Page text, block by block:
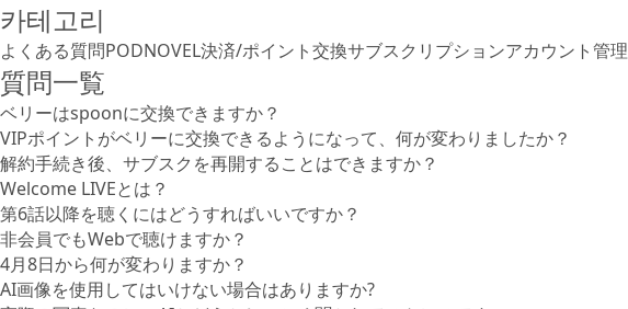
카테고리
よくある質問PODNOVEL決済/ポイント交換サブスクリプションアカウント管理
質問一覧
ベリーはspoonに交換できますか？
VIPポイントがベリーに交換できるようになって、何が変わりましたか？
解約手続き後、サブスクを再開することはできますか？
Welcome LIVEとは？
第6話以降を聴くにはどうすればいいですか？
非会員でもWebで聴けますか？
4月8日から何が変わりますか？
AI画像を使用してはいけない場合はありますか?